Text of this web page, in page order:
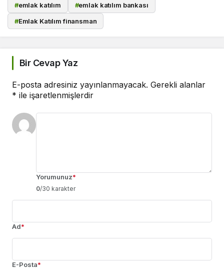
#emlak katılım #emlak katılım bankası
#Emlak Katılım finansman
Bir Cevap Yaz
E-posta adresiniz yayınlanmayacak. Gerekli alanlar
* ile işaretlenmişlerdir
Yorumunuz*
0/30 karakter
Ad*
E-Posta*